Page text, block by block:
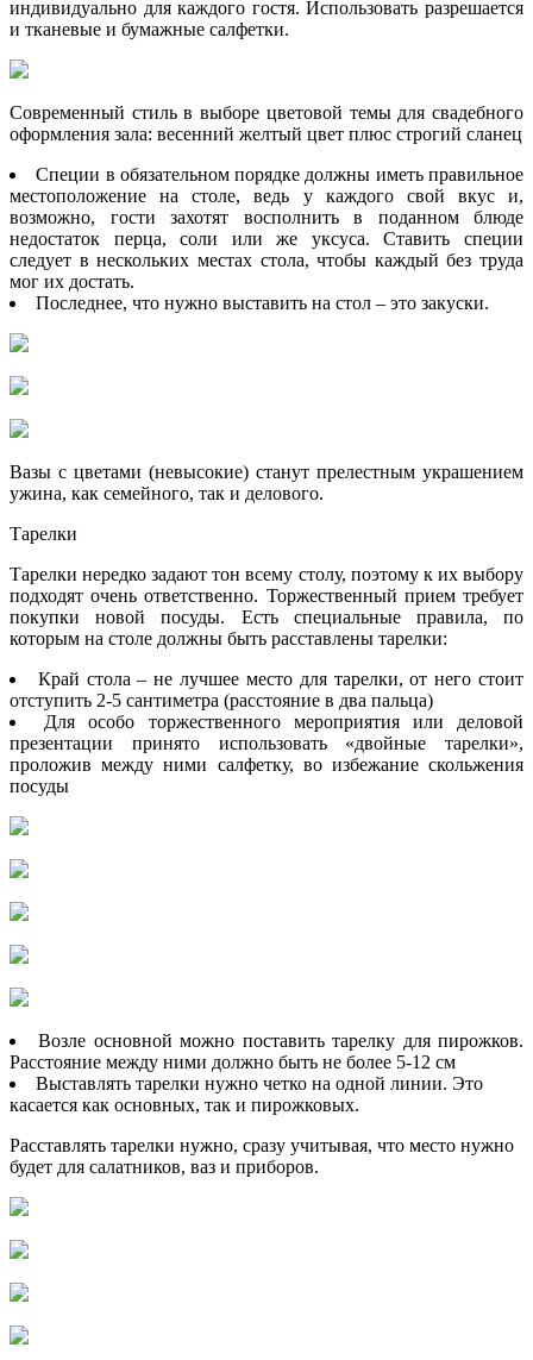
индивидуально для каждого гостя. Использовать разрешается
и тканевые и бумажные салфетки.
Современный стиль в выборе цветовой темы для свадебного
оформления зала: весенний желтый цвет плюс строгий сланец
Специи в обязательном порядке должны иметь правильное
местоположение на столе, ведь у каждого свой вкус и,
возможно, гости захотят восполнить в поданном блюде
недостаток перца, соли или же уксуса. Ставить специи
следует в нескольких местах стола, чтобы каждый без труда
мог их достать.
Последнее, что нужно выставить на стол – это закуски.
Вазы с цветами (невысокие) станут прелестным украшением
ужина, как семейного, так и делового.
Тарелки
Тарелки нередко задают тон всему столу, поэтому к их выбору
подходят очень ответственно. Торжественный прием требует
покупки новой посуды. Есть специальные правила, по
которым на столе должны быть расставлены тарелки:
Край стола – не лучшее место для тарелки, от него стоит
отступить 2-5 сантиметра (расстояние в два пальца)
Для особо торжественного мероприятия или деловой
презентации принято использовать «двойные тарелки»,
проложив между ними салфетку, во избежание скольжения
посуды
Возле основной можно поставить тарелку для пирожков.
Расстояние между ними должно быть не более 5-12 см
Выставлять тарелки нужно четко на одной линии. Это
касается как основных, так и пирожковых.
Расставлять тарелки нужно, сразу учитывая, что место нужно
будет для салатников, ваз и приборов.